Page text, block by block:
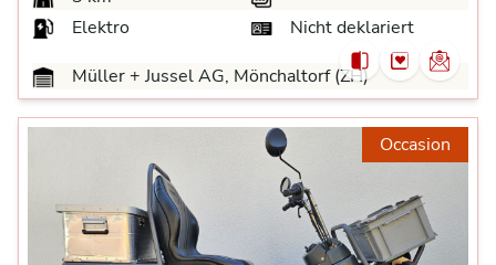
Elektro
Nicht deklariert
Müller + Jussel AG, Mönchaltorf (ZH)
Occasion